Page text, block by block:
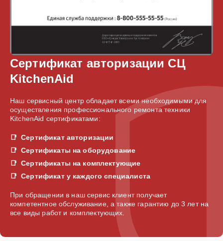
Сертификат авторизации СЦ
KitchenAid
Наш сервисный центр обладает всеми необходимыми для
осуществления профессионального ремонта техники
KitchenAid сертификатами:
Сертификат авторизации
Сертификаты на оборудование
Сертификаты на комплектующие
Сертификат у каждого специалиста
При обращении в наш сервис клиент получает
компетентное обслуживание, а также гарантию до 3 лет на
все виды работ и комплектующих.